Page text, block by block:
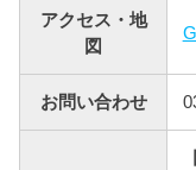
アクセス・地
図
お問い合わせ